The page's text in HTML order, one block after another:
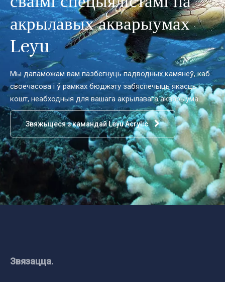
акрылавых акварыумах
Leyu
Мы дапаможам вам пазбегнуць падводных камянёў, каб
своечасова і ў рамках бюджэту забяспечыць якасць і
кошт, неабходныя для вашага акрылавага акварыума.
Звяжыцеся з камандай Leyu Acrylic
Звязацца.